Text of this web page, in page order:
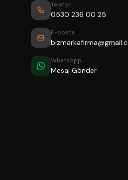
Telefon
0530 236 00 25
E-posta
WhatsApp
Mesaj Gönder